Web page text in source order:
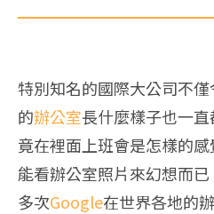
特別知名的國際大公司不
的辦公室長什麼樣子也一
竟在裡面上班會是怎樣的
能看辦公室照片來幻想而
多次Google在世界各地的